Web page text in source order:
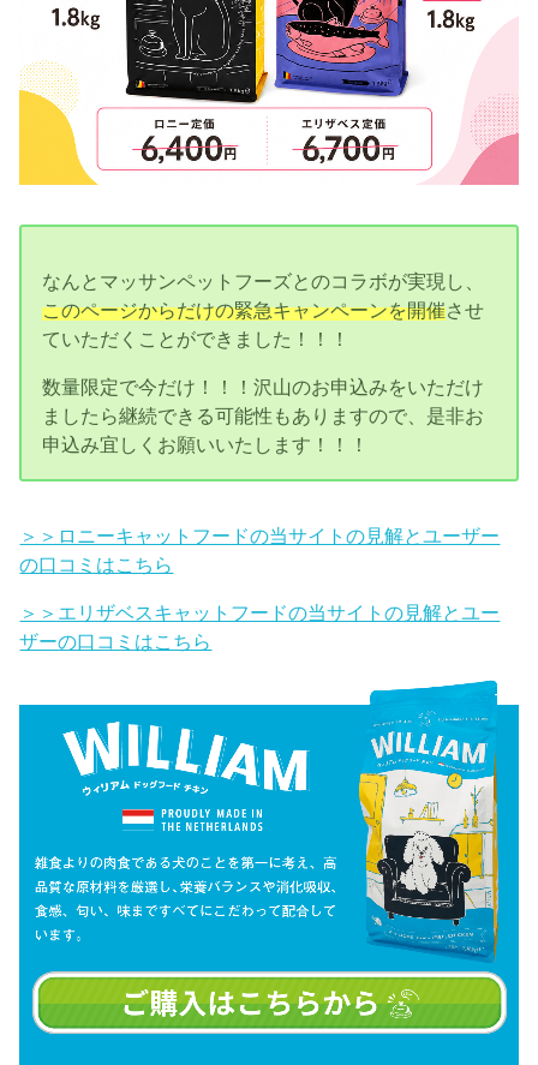
なんとマッサンペットフーズとのコラボが実現し、
このページからだけの緊急キャンペーンを開催させ
ていただくことができました！！！
数量限定で今だけ！！！沢山のお申込みをいただけ
ましたら継続できる可能性もありますので、是非お
申込み宜しくお願いいたします！！！
＞＞ロニーキャットフードの当サイトの見解とユーザー
の口コミはこちら
＞＞エリザベスキャットフードの当サイトの見解とユー
ザーの口コミはこちら